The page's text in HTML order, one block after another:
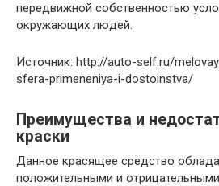
передвижной собственностью
окружающих людей.
Источник: http://auto-self.ru/
sfera-primeneniya-i-dostoinstva/
Преимущества и
краски
Данное красящее средство
положительными и